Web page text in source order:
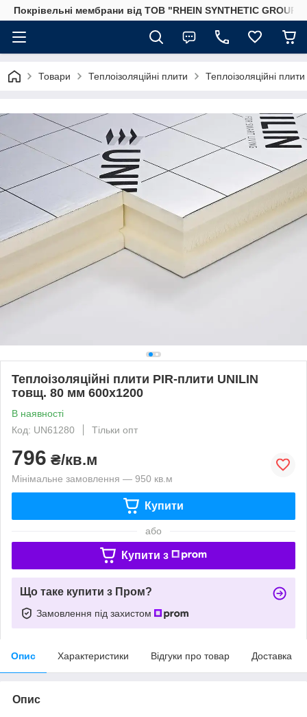
Покрівельні мембрани від ТОВ "RHEIN SYNTHETIC GROUP"
Товари Теплоізоляційні плити Теплоізоляційні
Теплоізоляційні плити PIR-плити UNILIN
товщ. 80 мм 600х1200
В наявності
Код: UN61280
Тільки опт
796 ₴/кв.м
Мінімальне замовлення — 950 кв.м
Купити
або
Купити з
Що таке купити з Пром?
Замовлення під захистом
Опис Характеристики Відгуки про товар Доставка
Опис